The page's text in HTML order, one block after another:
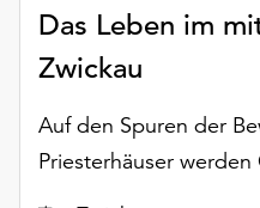
verwendeten
Cookies
anpassen,
erreichen
Sie
die
Das Leben im
Zwickau
Auf den Spuren der
Priesterhäuser